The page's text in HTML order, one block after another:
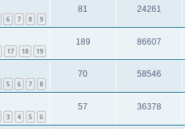
6 7 8 9
81 24261
17 18 19
189 86607
5 6 7 8
70 58546
3 4 5 6
57 36378